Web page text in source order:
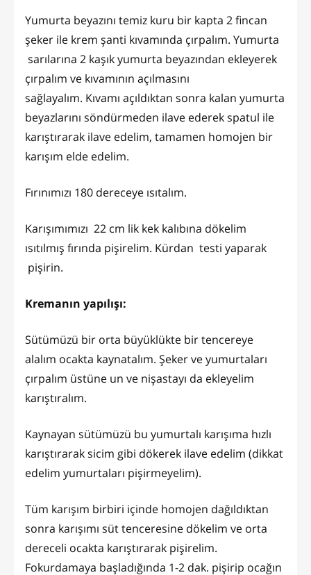
Yumurta beyazını temiz kuru bir kapta 2 fincan
şeker ile krem şanti kıvamında çırpalım. Yumurta
sarılarına 2 kaşık yumurta beyazından ekleyerek
çırpalım ve kıvamının açılmasını
sağlayalım. Kıvamı açıldıktan sonra kalan yumurta
beyazlarını söndürmeden ilave ederek spatul ile
karıştırarak ilave edelim, tamamen homojen bir
karışım elde edelim.
Fırınımızı 180 dereceye ısıtalım.
Karışımımızı 22 cm lik kek kalıbına dökelim
ısıtılmış fırında pişirelim. Kürdan testi yaparak
pişirin.
Kremanın yapılışı:
Sütümüzü bir orta büyüklükte bir tencereye
alalım ocakta kaynatalım. Şeker ve yumurtaları
çırpalım üstüne un ve nişastayı da ekleyelim
karıştıralım.
Kaynayan sütümüzü bu yumurtalı karışıma hızlı
karıştırarak sicim gibi dökerek ilave edelim (dikkat
edelim yumurtaları pişirmeyelim).
Tüm karışım birbiri içinde homojen dağıldıktan
sonra karışımı süt tenceresine dökelim ve orta
dereceli ocakta karıştırarak pişirelim.
Fokurdamaya başladığında 1-2 dak. pişirip ocağın